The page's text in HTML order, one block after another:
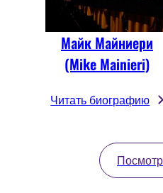
Майк Майниери
(Mike Mainieri)
Читать биографию